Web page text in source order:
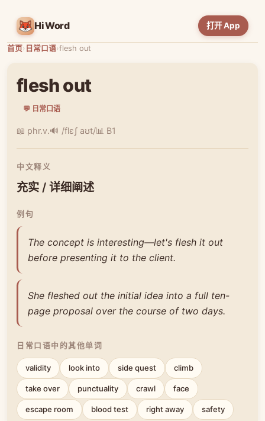
HiWord 打开 App
首页› 日常口语›flesh out
flesh out
💬 日常口语
📖 phr.v.🔊 /flɛʃ aʊt/📊 B1
中文释义
充实 / 详细阐述
例句
The concept is interesting—let's flesh it out
before presenting it to the client.
She fleshed out the initial idea into a full ten-
page proposal over the course of two days.
日常口语中的其他单词
validity look into side quest climb
take over punctuality crawl face
escape room blood test right away safety